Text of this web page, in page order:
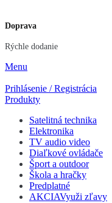
Doprava
Rýchle dodanie
Menu
Prihlásenie / Registrácia
Produkty
Satelitná technika
Elektronika
TV audio video
Diaľkové ovládače
Šport a outdoor
Škola a hračky
Predplatné
AKCIAVyuži zľavy